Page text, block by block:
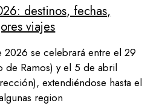
destinos, fechas,
viajes
2026 se celebrará entre el 29
Ramos) y el 5 de abril
extendiéndose hasta el
region